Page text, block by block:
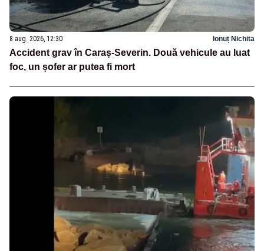
8 aug. 2026, 12:30 Ionuț Nichita
Accident grav în Caraș-Severin. Două vehicule au luat
foc, un șofer ar putea fi mort